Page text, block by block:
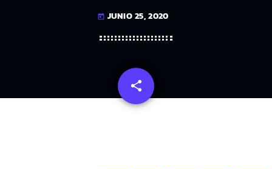
today JUNIO 25, 2020
share
email